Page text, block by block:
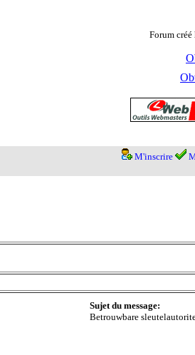
Forum
M'inscrire
Sujet du message:
Betrouwbare